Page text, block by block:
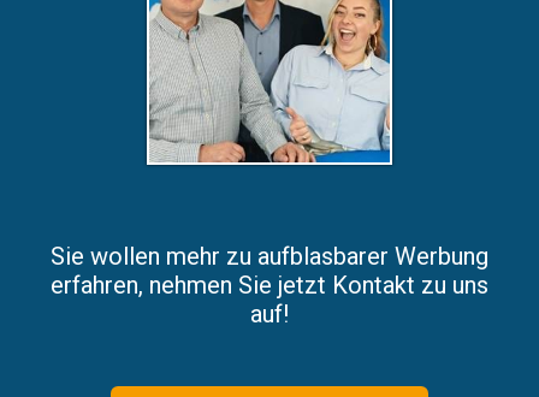
Sie wollen mehr zu aufblasbarer Werbung
erfahren, nehmen Sie jetzt Kontakt zu uns
auf!